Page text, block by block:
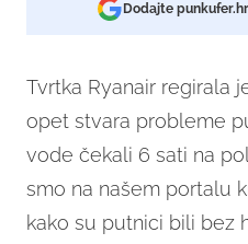
Dodajte
Tvrtka Ryanair regirala
opet stvara probleme
vode čekali 6 sati na
smo na našem portalu
kako su putnici bili bez